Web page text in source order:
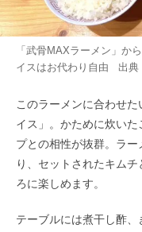
「武骨MAXラーメン」か
イスはお代わり自由 出典
このラーメンに合わせ
イス」。かために炊い
プとの相性が抜群。ラ
り、セットされたキム
ろに楽しめます。
テーブルには煮干し酢